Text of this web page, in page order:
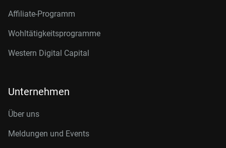
Affiliate-Programm
Wohltätigkeitsprogramme
Western Digital Capital
Unternehmen
Über uns
Meldungen und Events